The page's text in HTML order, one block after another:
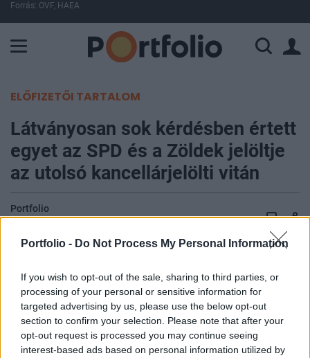
Portfolio - Do Not Process My Personal Information
If you wish to opt-out of the sale, sharing to third parties, or
processing of your personal or sensitive information for
targeted advertising by us, please use the below opt-out
section to confirm your selection. Please note that after your
opt-out request is processed you may continue seeing
interest-based ads based on personal information utilized by
Forrás: OVF, HAEA
ELŐFIZETŐI TARTALOM
Látványosan sok kérdésben értett
egyet az SPD és a Zöldek jelöltje
az utolsó kancellárjelölti vitán
Portfolio
kancellárjelöltek között a héten megrendezésre
kerülő német szövetségi választást megelőzően.
A vita során feltűnően sok kérdésben mutatkozott
egyetértés az SPD-s Olaf Scholz és a Zöldek
jelöltje, Annalena Baerbock között. Ennek